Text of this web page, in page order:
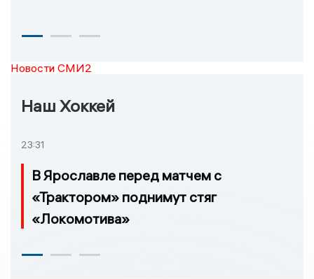
Новости СМИ2
Наш Хоккей
23:31
В Ярославле перед матчем с
«Трактором» поднимут стяг
«Локомотива»